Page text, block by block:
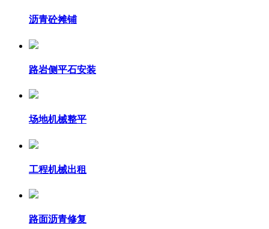
沥青砼摊铺
路岩侧平石安装
场地机械整平
工程机械出租
路面沥青修复